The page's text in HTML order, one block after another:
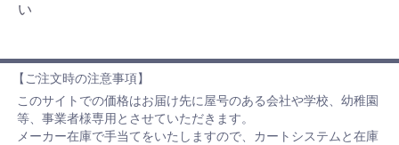
い
【ご注文時の注意事項】
このサイトでの価格はお届け先に屋号のある会社や学校、幼稚園
等、事業者様専用とさせていただきます。
メーカー在庫で手当てをいたしますので、カートシステムと在庫